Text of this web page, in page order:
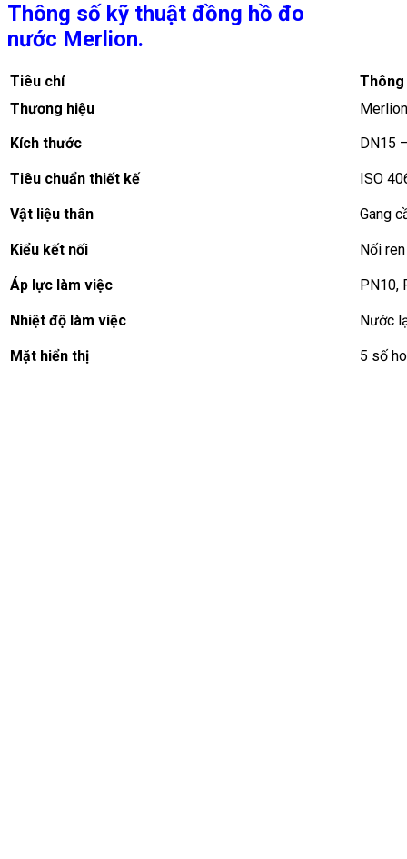
Thông số kỹ thuật đồng hồ đo
nước Merlion.
Tiêu chí
Thương hiệu
Kích thước
DN15
Tiêu chuẩn thiết kế ISO
Vật liệu thân Gang
Kiểu kết nối Nối
Áp lực làm việc PN10,
Nhiệt độ làm việc Nước
Mặt hiển thị 5 số